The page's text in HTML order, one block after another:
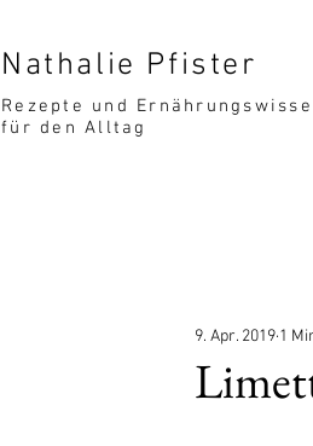
Nathalie Pfister
Rezepte und
für den Alltag
9. Apr. 2019 1